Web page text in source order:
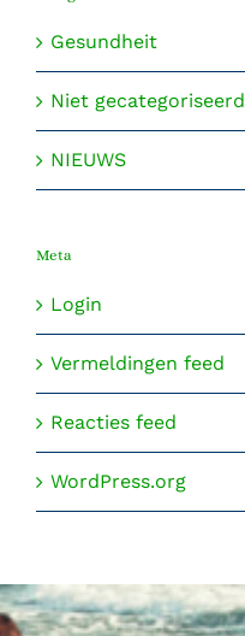
Gesundheit
Niet gecategoriseerd
NIEUWS
Meta
Login
Vermeldingen feed
Reacties feed
WordPress.org